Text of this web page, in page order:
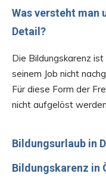
Was versteht man
Detail?
Die Bildungskarenz
seinem Job nicht
Für diese Form der
nicht aufgelöst
Bildungsurlaub in
Bildungskarenz in